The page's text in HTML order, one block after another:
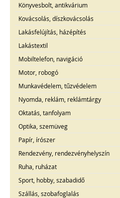
Könyvesbolt, antikvárium
Kovácsolás, díszkovácsolás
Lakásfelújítás, házépítés
Lakástextil
Mobiltelefon, navigáció
Motor, robogó
Munkavédelem, tűzvédelem
Nyomda, reklám, reklámtárgy
Oktatás, tanfolyam
Optika, szemüveg
Papír, írószer
Rendezvény, rendezvényhelyszín
Ruha, ruházat
Sport, hobby, szabadidő
Szállás, szobafoglalás